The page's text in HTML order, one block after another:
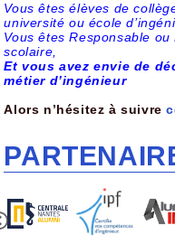
Vous êtes élèves de
université ou école
Vous êtes Responsable
scolaire,
Et vous avez envie de
métier d’ingénieur
Alors n’hésitez à suivre